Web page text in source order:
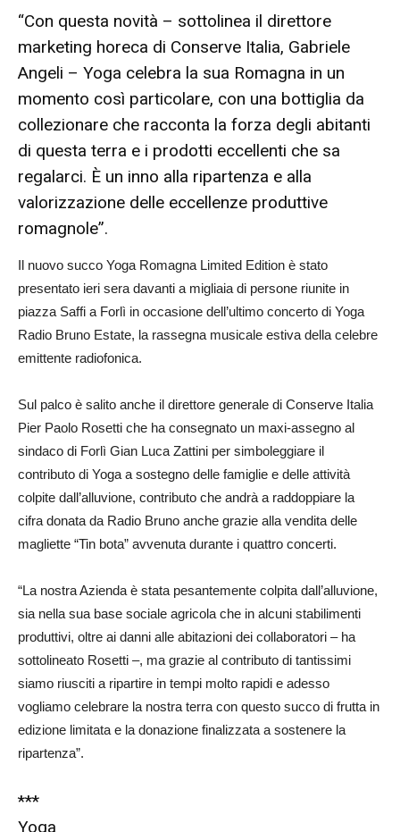
“Con questa novità – sottolinea il direttore
marketing horeca di Conserve Italia, Gabriele
Angeli – Yoga celebra la sua Romagna in un
momento così particolare, con una bottiglia da
collezionare che racconta la forza degli abitanti
di questa terra e i prodotti eccellenti che sa
regalarci. È un inno alla ripartenza e alla
valorizzazione delle eccellenze produttive
romagnole”.
Il nuovo succo Yoga Romagna Limited Edition è stato
presentato ieri sera davanti a migliaia di persone riunite in
piazza Saffi a Forlì in occasione dell’ultimo concerto di Yoga
Radio Bruno Estate, la rassegna musicale estiva della celebre
emittente radiofonica.
Sul palco è salito anche il direttore generale di Conserve Italia
Pier Paolo Rosetti che ha consegnato un maxi-assegno al
sindaco di Forlì Gian Luca Zattini per simboleggiare il
contributo di Yoga a sostegno delle famiglie e delle attività
colpite dall’alluvione, contributo che andrà a raddoppiare la
cifra donata da Radio Bruno anche grazie alla vendita delle
magliette “Tin bota” avvenuta durante i quattro concerti.
“La nostra Azienda è stata pesantemente colpita dall’alluvione,
sia nella sua base sociale agricola che in alcuni stabilimenti
produttivi, oltre ai danni alle abitazioni dei collaboratori – ha
sottolineato Rosetti –, ma grazie al contributo di tantissimi
siamo riusciti a ripartire in tempi molto rapidi e adesso
vogliamo celebrare la nostra terra con questo succo di frutta in
edizione limitata e la donazione finalizzata a sostenere la
ripartenza”.
***
Yoga